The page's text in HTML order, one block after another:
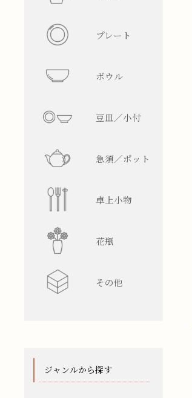
プレート
ボウル
豆皿／小付
急須／ポット
卓上小物
花瓶
その他
ジャンルから探す